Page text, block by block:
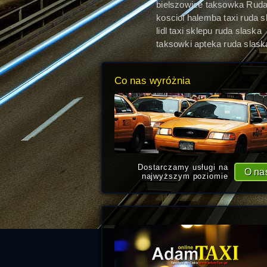
bielszowice taksowka Ruda
Śląska
kosciol halemba taxi ruda
lidl taxi sklepu ruda slaska
taksowki apteka ruda
Co nas wyróżnia
O
Dostarczamy usługi na
najwyższym poziomie